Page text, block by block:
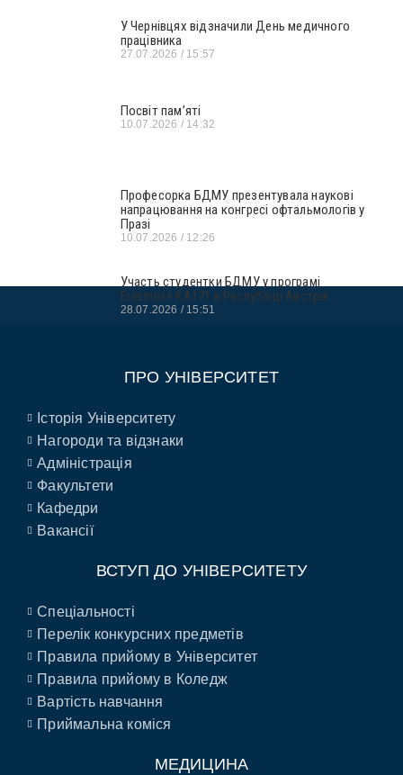
У Чернівцях відзначили День медичного
працівника
27.07.2026 15:57
Посвіт пам’яті
10.07.2026 14:32
Професорка БДМУ презентувала наукові
напрацювання на конгресі офтальмологів у
Празі
10.07.2026 12:26
Участь студентки БДМУ у програмі
Erasmus+ KA171 в Республіці Австрія
28.07.2026 15:51
ПРО УНІВЕРСИТЕТ
Історія Університету
Нагороди та відзнаки
Адміністрація
Факультети
Кафедри
Вакансії
ВСТУП ДО УНІВЕРСИТЕТУ
Спеціальності
Перелік конкурсних предметів
Правила прийому в Університет
Правила прийому в Коледж
Вартість навчання
Приймальна коміся
МЕДИЦИНА